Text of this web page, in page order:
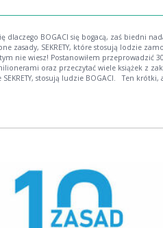
dlaczego BOGACI się bogacą, zaś biedni
zasady, SEKRETY, które stosują lodzie
nie wiesz! Postanowiłem przeprowadzić
oraz przeczytać wiele książek z
stosują ludzie BOGACI. Ten krótki, ale